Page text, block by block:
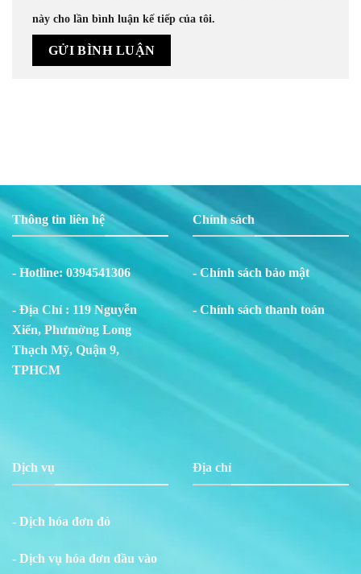
này cho lần bình luận kế tiếp của tôi.
Thông tin liên hệ
- Hotline: 0394541306
- Địa Chỉ : 119 Nguyễn
Xiển, Phưmờng Long
Thạch Mỹ, Quận 9,
TPHCM
Chính sách
- Chính sách bảo mật
- Chính sách thanh toán
Dịch vụ
- Dịch hóa đơn đỏ
- Dịch vụ hóa đơn đầu vào
Địa chỉ